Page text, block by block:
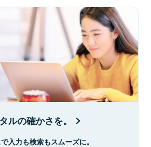
ルの確かさを。
入力も検索もスムーズに。